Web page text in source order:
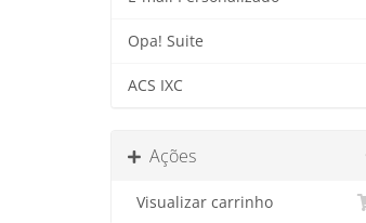
Opa! Suite
ACS IXC
Ações
Visualizar carrinho